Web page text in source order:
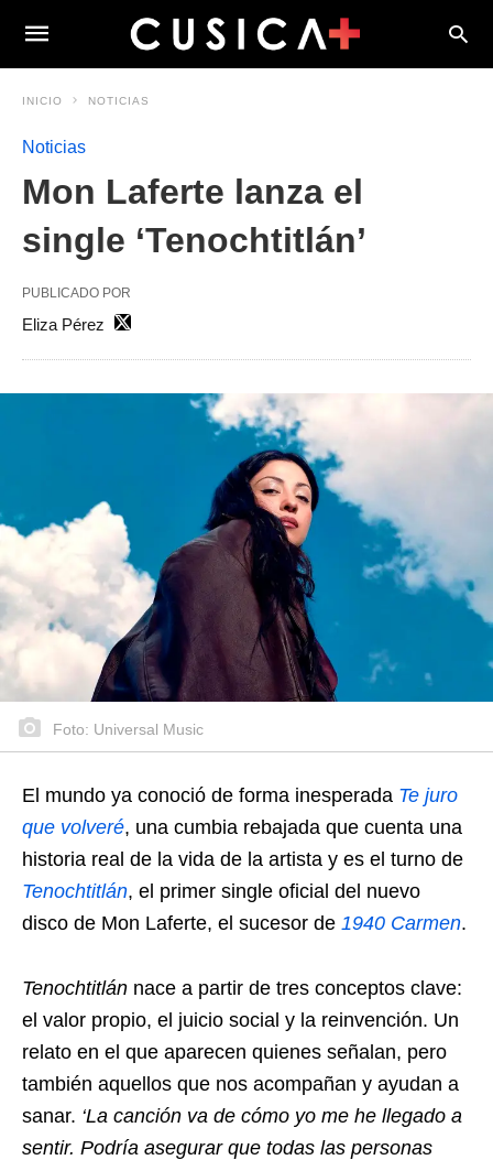
INICIO NOTICIAS
Noticias
Mon Laferte lanza el
single ‘Tenochtitlán’
PUBLICADO POR
Eliza Pérez
Foto: Universal Music
El mundo ya conoció de forma inesperada Te juro
que volveré, una cumbia rebajada que cuenta una
historia real de la vida de la artista y es el turno de
Tenochtitlán, el primer single oficial del nuevo
disco de Mon Laferte, el sucesor de 1940 Carmen.
Tenochtitlán nace a partir de tres conceptos clave:
el valor propio, el juicio social y la reinvención. Un
relato en el que aparecen quienes señalan, pero
también aquellos que nos acompañan y ayudan a
sanar. ‘La canción va de cómo yo me he llegado a
sentir. Podría asegurar que todas las personas